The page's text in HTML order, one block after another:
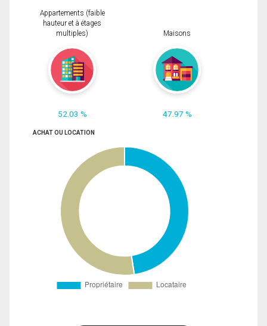
Appartements (faible
hauteur et à étages
multiples)
52.03 %
Maisons
47.97 %
ACHAT OU LOCATION